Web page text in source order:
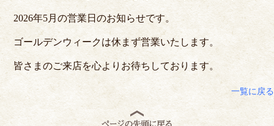
2026年5月の営業日のお知らせです。
ゴールデンウィークは休まず営業いたします。
皆さまのご来店を心よりお待ちしております。
一覧に戻る